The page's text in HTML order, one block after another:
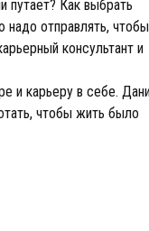
путает? Как выбрать
надо отправлять, чтобы
консультант и
и карьеру в себе.
чтобы жить было